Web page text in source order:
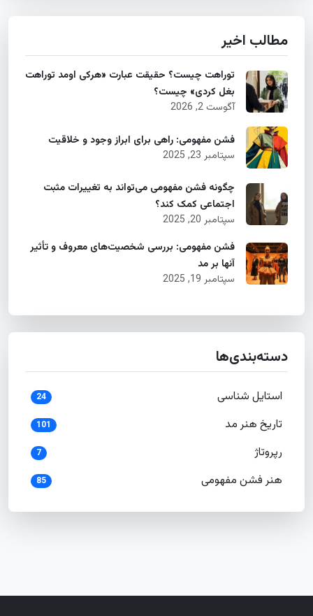
مطالب اخیر
توراهت چیست؟ حقیقت عبارت «هرکی اومد توراهت
بغل کردی» چیست؟
آگوست 2, 2026
فشن مفهومی: راهی برای ابراز وجود و خلاقیت
سپتامبر 23, 2025
چگونه فشن مفهومی می‌تواند به تغییرات مثبت
اجتماعی کمک کند؟
سپتامبر 20, 2025
فشن مفهومی: بررسی شخصیت‌های معروف و تأثیر
آنها بر مد
سپتامبر 19, 2025
دسته‌بندی‌ها
استایل شناسی 24
تاریخ هنر مد 101
رپروتاژ 7
هنر فشن مفهومی 85